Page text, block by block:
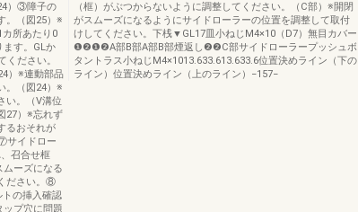
）③障子の
。（図25）※
所あたり0
ます。GLか
ださい。
）※連動部品
。（図24）※
い。（V溝位
27）※忘れず
るおそれが
サイドロー
召合せ框
ムーズになる
ださい。⑧
の挿入確認
ップ穴に問題
（框）がぶつからないように調整してください。（C部）※開閉
がスムーズになるようにサイドローラーの位置を調整して取付
けしてください。下桟▼GL17皿小ねじM4×10（D7）無目カバー
❶❷❶❷A部B部A部B部煙返し❷❷C部サイドローラープッシュボ
タントラス小ねじM4×1013.633.613.633.6位置決めライン（下の
ライン）位置決めライン（上のライン）−157−